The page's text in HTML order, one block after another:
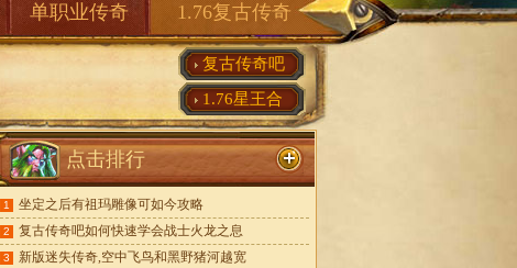
单职业传奇 1.76复古传奇
复古传奇吧
1.76星王合
点击排行
1 坐定之后有祖玛雕像可如今攻略
2 复古传奇吧如何快速学会战士火龙之息
3 新版迷失传奇,空中飞鸟和黑野猪河越宽